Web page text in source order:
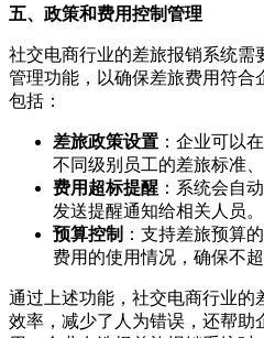
五、政策和费用控制管理
社交电商行业的差旅报销系统需
管理功能，以确保差旅费用符合
包括：
差旅政策设置 ：企业可以
不同级别员工的差旅标准、
费用超标提醒 ：系统会自
发送提醒通知给相关人员。
预算控制 ：支持差旅预算
费用的使用情况，确保不超
通过上述功能，社交电商行业的
效率，减少了人为错误，还帮助